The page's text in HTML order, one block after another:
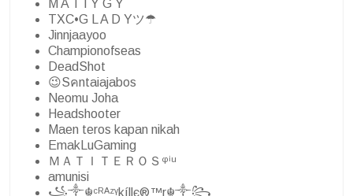
M A T I Y G Y
TXC•G L A D Yツ☂
Jinnjaayoo
Championofseas
DeadShot
😉Sคntaiajabos
Neomu Joha
Headshooter
Maen teros kapan nikah
EmakLuGaming
ＭＡＴＩＴＥＲＯＳᵠⁱᵘ
amunisi
꧁༒☬ᶜᴿᴬᶻᵞkíllє®™r☬༒꧂